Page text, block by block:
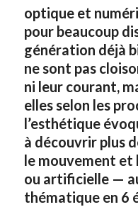
optique et
pour beaucoup
génération déjà
ne sont pas
ni leur courant,
elles selon les
l’esthétique
à découvrir plus
le mouvement
ou artificielle —
thématique en 6